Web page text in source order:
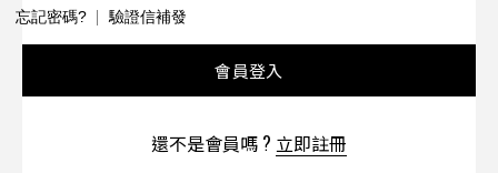
忘記密碼? 驗證信補發
會員登入
還不是會員嗎 ? 立即註冊